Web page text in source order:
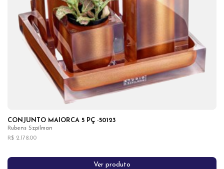
CONJUNTO MAIORCA 5 PÇ -50123
Rubens Szpilman
R$ 2.178,00
Ver produto